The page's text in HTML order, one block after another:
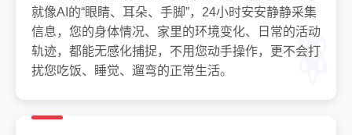
就像AI的“眼睛、耳朵、手脚”，24小时安安静静采集
信息，您的身体情况、家里的环境变化、日常的活动
轨迹，都能无感化捕捉，不用您动手操作，更不会打
扰您吃饭、睡觉、遛弯的正常生活。